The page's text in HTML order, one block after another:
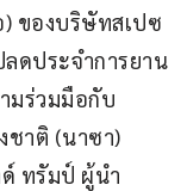
ของบริษัทสเปซ
ลดประจำการยาน
มร่วมมือกับ
ชาติ (นาซา)
ทรัมป์ ผู้นำ